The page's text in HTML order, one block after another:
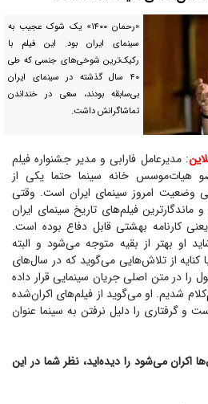
«رحمان ۱۴۰۰» یک شوک عجیب به
سینمای ایران بود. این فیلم با
رکیک‌ترین شوخی‌های جنسی که طی
۴۰ سال گذشته در سینمای ایران
بی‌سابقه بودند، سعی در خنداندن
تماشاگرانش داشت.
: مدیرعامل فارابی و مدیر جشنواره فیلم
سال ۶۲ تا ۷۳ و عضو هیات‌موسس خانه سینما حتما یکی از
وضعیت امروز سینمای ایران است. وقتی
ماندگارترین فیلم‌های تاریخ سینمای ایران
کارنامه بهشتی قابل دفاع بوده است.
او بهتر از بقیه متوجه می‌شود و البته
از تلاش‌هایی می‌گوید که در سال‌های
در متن اصلی جریان سینمایی قرار داده
شدیم. او می‌گوید از فیلم‌های اکران‌شده
و گرفتاری را دلیل نرفتن به سینما عنوان
اکران می‌شود را دیده‌اید، نظر شما در این